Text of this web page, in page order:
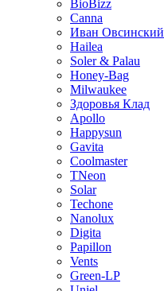
BioBizz
Canna
Иван Овсинский
Hailea
Soler & Palau
Honey-Bag
Milwaukee
Здоровья Клад
Apollo
Happysun
Gavita
Coolmaster
TNeon
Solar
Techone
Nanolux
Digita
Papillon
Vents
Green-LP